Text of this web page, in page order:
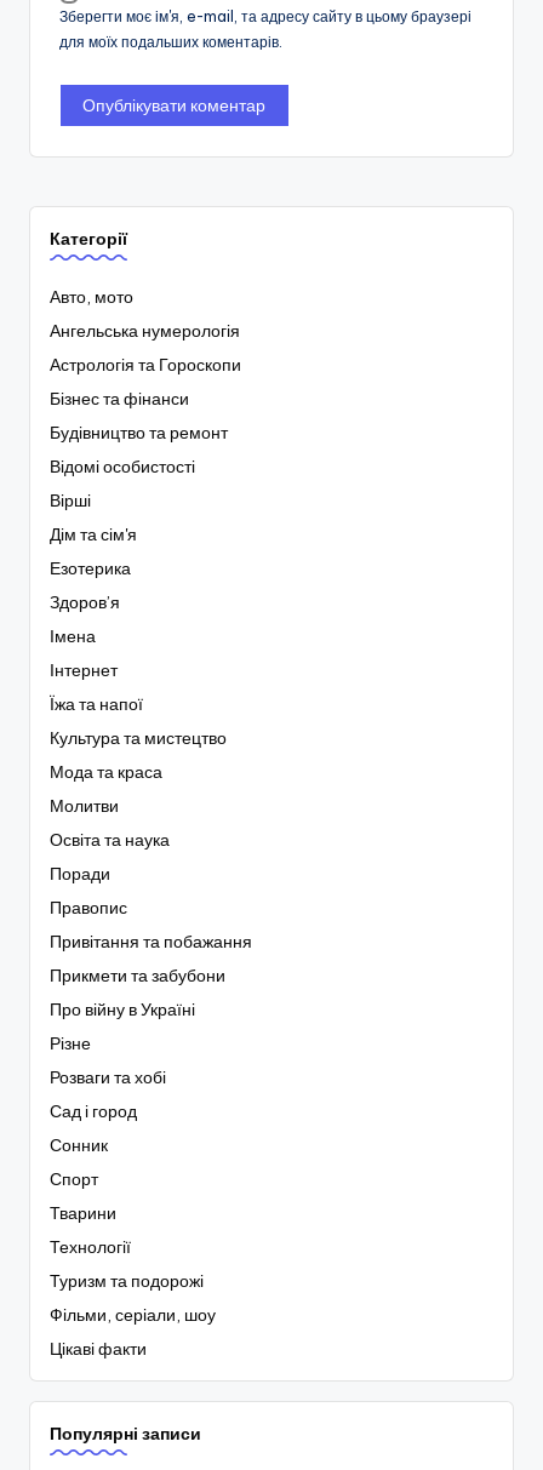
Зберегти моє ім'я, e-mail, та адресу сайту в цьому браузері
для моїх подальших коментарів.
Категорії
Авто, мото
Ангельська нумерологія
Астрологія та Гороскопи
Бізнес та фінанси
Будівництво та ремонт
Відомі особистості
Вірші
Дім та сім'я
Езотерика
Здоров’я
Імена
Інтернет
Їжа та напої
Культура та мистецтво
Мода та краса
Молитви
Освіта та наука
Поради
Правопис
Привітання та побажання
Прикмети та забубони
Про війну в Україні
Різне
Розваги та хобі
Сад і город
Сонник
Спорт
Тварини
Технології
Туризм та подорожі
Фільми, серіали, шоу
Цікаві факти
Популярні записи